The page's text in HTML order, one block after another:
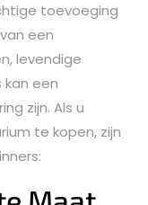
toevoeging
een
levendige
een
zijn. Als u
te kopen, zijn